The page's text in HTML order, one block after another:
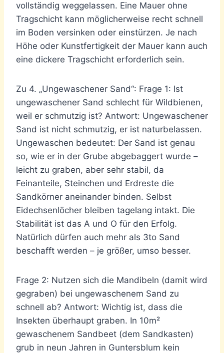
vollständig weggelassen. Eine Mauer ohne
Tragschicht kann möglicherweise recht schnell
im Boden versinken oder einstürzen. Je nach
Höhe oder Kunstfertigkeit der Mauer kann auch
eine dickere Tragschicht erforderlich sein.
Zu 4. „Ungewaschener Sand“: Frage 1: Ist
ungewaschener Sand schlecht für Wildbienen,
weil er schmutzig ist? Antwort: Ungewaschener
Sand ist nicht schmutzig, er ist naturbelassen.
Ungewaschen bedeutet: Der Sand ist genau
so, wie er in der Grube abgebaggert wurde –
leicht zu graben, aber sehr stabil, da
Feinanteile, Steinchen und Erdreste die
Sandkörner aneinander binden. Selbst
Eidechsenlöcher bleiben tagelang intakt. Die
Stabilität ist das A und O für den Erfolg.
Natürlich dürfen auch mehr als 3to Sand
beschafft werden – je größer, umso besser.
Frage 2: Nutzen sich die Mandibeln (damit wird
gegraben) bei ungewaschenem Sand zu
schnell ab? Antwort: Wichtig ist, dass die
Insekten überhaupt graben. In 10m²
gewaschenem Sandbeet (dem Sandkasten)
grub in neun Jahren in Guntersblum kein